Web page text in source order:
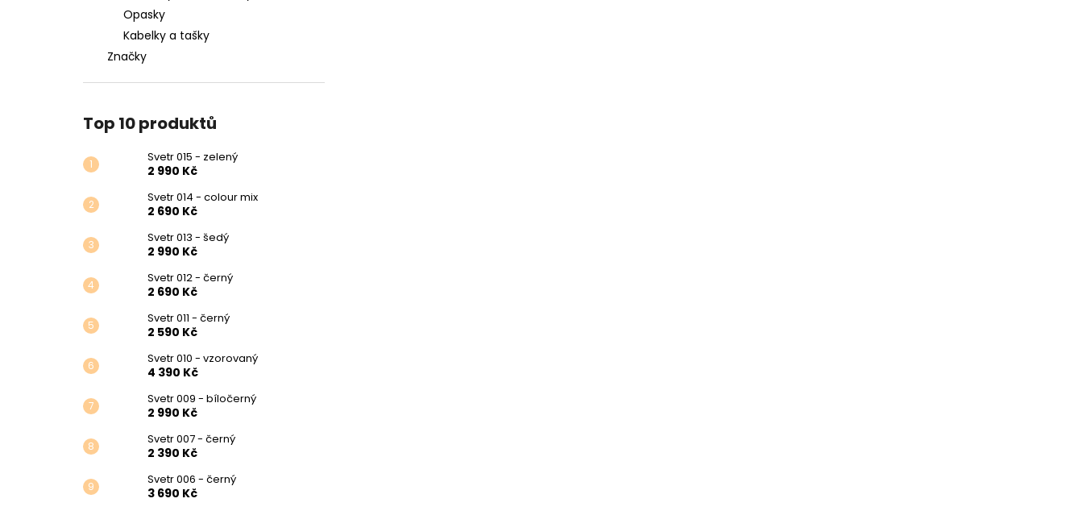
Opasky
Kabelky a tašky
Značky
Top 10 produktů
Svetr 015 - zelený
2 990 Kč
Svetr 014 - colour mix
2 690 Kč
Svetr 013 - šedý
2 990 Kč
Svetr 012 - černý
2 690 Kč
Svetr 011 - černý
2 590 Kč
Svetr 010 - vzorovaný
4 390 Kč
Svetr 009 - bíločerný
2 990 Kč
Svetr 007 - černý
2 390 Kč
Svetr 006 - černý
3 690 Kč